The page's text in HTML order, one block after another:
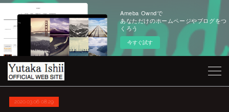
Ameba Owndで
あなただけのホームページやブログをつ
くろう
今すぐ試す
2020.03.06 08:29